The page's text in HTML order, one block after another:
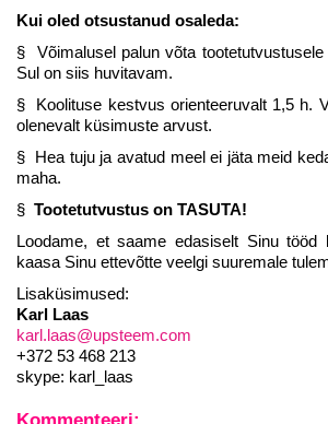
Kui oled otsustanud osaleda:
§ Võimalusel palun võta
Sul on siis huvitavam.
§ Koolituse kestvus orienteeruvalt 1,5 h.
olenevalt küsimuste arvust.
§ Hea tuju ja avatud meel ei jäta meid
maha.
§ Tootetutvustus on TASUTA!
Loodame, et saame edasiselt Sinu tööd
kaasa Sinu ettevõtte veelgi suuremale
Lisaküsimused:
Karl Laas
karl.laas@upsteem.com
+372 53 468 213
skype: karl_laas